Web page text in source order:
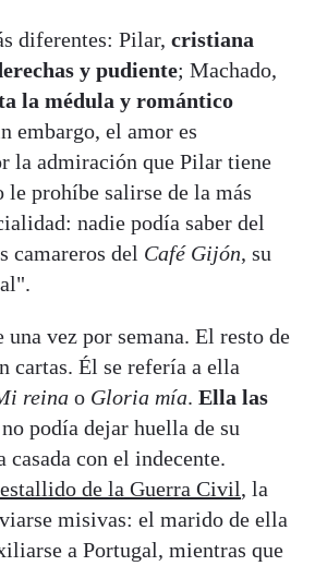
diferentes: Pilar, cristiana
y pudiente; Machado,
la médula y romántico
embargo, el amor es
la admiración que Pilar tiene
prohíbe salirse de la más
nadie podía saber del
camareros del Café Gijón, su
una vez por semana. El resto de
cartas. Él se refería a ella
reina o Gloria mía. Ella las
podía dejar huella de su
casada con el indecente.
de la Guerra Civil, la
misivas: el marido de ella
a Portugal, mientras que